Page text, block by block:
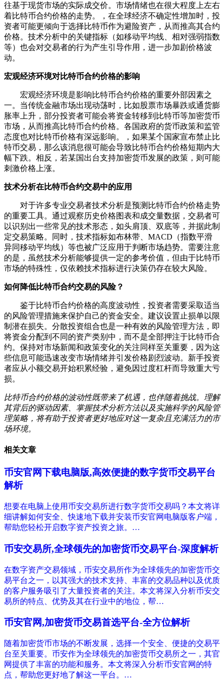
往基于现货市场的实际成交价。市场情绪也在很大程度上左右
着比特币合约价格的走势。，在全球经济不确定性增加时，投
资者可能更倾向于选择比特币作为避险资产，从而推高其合约
价格。技术分析中的关键指标（如移动平均线、相对强弱指数
等）也会对交易者的行为产生引导作用，进一步加剧价格波
动。
宏观经济环境对比特币合约价格的影响
宏观经济环境是影响比特币合约价格的重要外部因素之
一。当传统金融市场出现动荡时，比如股票市场暴跌或通货膨
胀率上升，部分投资者可能会将资金转移到比特币等加密货币
市场，从而推高比特币合约价格。各国政府的货币政策和监管
态度也对比特币价格有深远影响。，如果某个国家宣布禁止比
特币交易，那么该消息很可能会导致比特币合约价格短期内大
幅下跌。相反，若某国出台支持加密货币发展的政策，则可能
刺激价格上涨。
技术分析在比特币合约交易中的应用
对于许多专业交易者技术分析是预测比特币合约价格走势
的重要工具。通过观察历史价格图表和成交量数据，交易者可
以识别出一些常见的技术形态，如头肩顶、双底等，并据此制
定交易策略。同时，技术指标如布林带、MACD（指数平滑
异同移动平均线）等也被广泛应用于判断市场趋势。需要注意
的是，虽然技术分析能够提供一定的参考价值，但由于比特币
市场的特殊性，仅依赖技术指标进行决策仍存在较大风险。
如何降低比特币合约交易的风险？
鉴于比特币合约价格的高度波动性，投资者需要采取适当
的风险管理措施来保护自己的资金安全。建议设置止损单以限
制潜在损失。分散投资组合也是一种有效的风险管理方法，即
将资金分配到不同的资产类别中，而不是全部押注于比特币合
约。保持对市场新闻和政策变化的关注同样至关重要，因为这
些信息可能迅速改变市场情绪并引发价格剧烈波动。新手投资
者应从小额交易开始积累经验，避免因过度杠杆而导致重大亏
损。
比特币合约价格的波动性既带来了机遇，也伴随着挑战。理解
其背后的驱动因素、掌握技术分析方法以及实施科学的风险管
理策略，将有助于投资者更好地应对这一复杂且充满活力的市
场环境。
相关文章
币安官网下载电脑版,高效便捷的数字货币交易平台
解析
想要在电脑上使用币安交易所进行数字货币交易吗？本文将详
细讲解如何安全、快速地下载并安装币安官网电脑版客户端，
帮助您轻松开启数字资产投资之旅。…
币安交易所,全球领先的加密货币交易平台-深度解析
在数字资产交易领域，币安交易所作为全球领先的加密货币交
易平台之一，以其强大的技术支持、丰富的交易品种以及优质
的客户服务吸引了大量投资者的关注。本文将深入分析币安交
易所的特点、优势及其在行业中的地位，帮…
币安官网,加密货币交易首选平台-全方位解析
随着加密货币市场的不断发展，选择一个安全、便捷的交易平
台至关重要。币安作为全球领先的加密货币交易所之一，其官
网提供了丰富的功能和服务。本文将深入分析币安官网的特
点，帮助您更好地了解这一平台。…